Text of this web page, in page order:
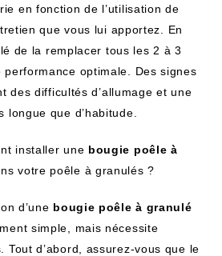
en fonction de l’utilisation de
que vous lui apportez. En
de la remplacer tous les 2 à 3
optimale. Des signes
des difficultés d’allumage et une
longue que d’habitude.
installer une bougie poêle à
votre poêle à granulés ?
d’une bougie poêle à granulé
simple, mais nécessite
Tout d’abord, assurez-vous que le